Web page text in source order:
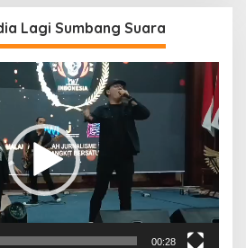
Lagi Sumbang Suara
00:28